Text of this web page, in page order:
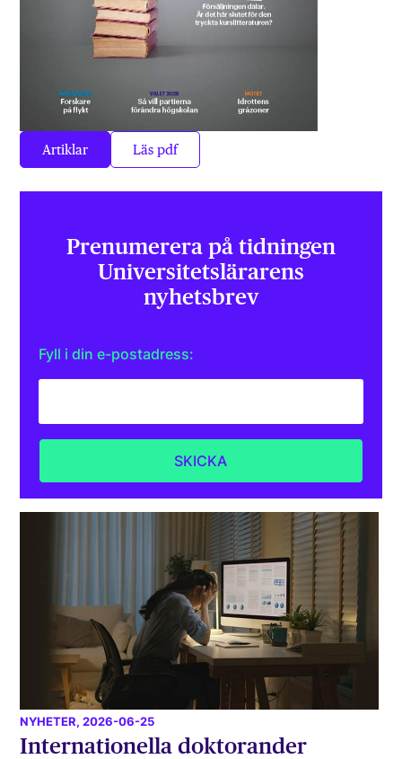
Artiklar Läs pdf
Prenumerera på tidningen
Universitets­lärarens
nyhetsbrev
Fyll i din e-postadress:
NYHETER, 2026-06-25
Internationella doktorander